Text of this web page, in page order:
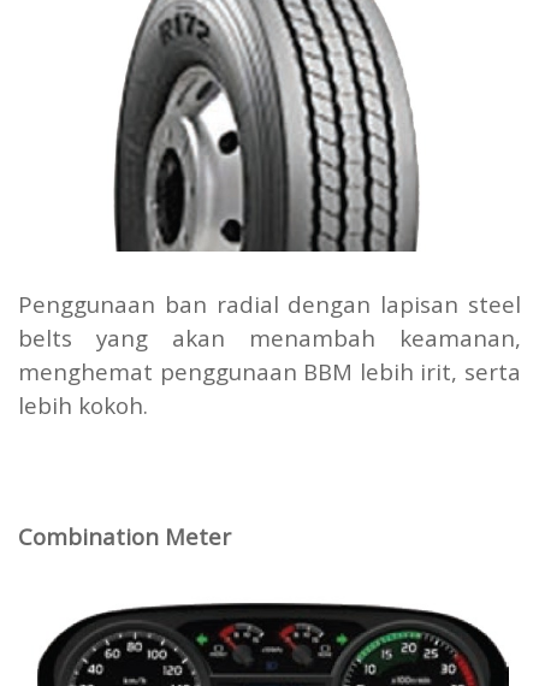
Penggunaan ban radial dengan lapisan steel
belts yang akan menambah keamanan,
menghemat penggunaan BBM lebih irit, serta
lebih kokoh.
Combination Meter